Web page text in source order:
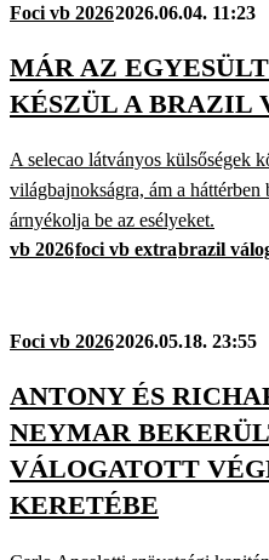
Foci vb 20262026.06.04. 11:23
MÁR AZ
KÉSZÜL A BRAZIL
A selecao látványos külsőségek
világbajnokságra, ám a háttérben
árnyékolja be az esélyeket.
vb 2026foci vb extrabrazil
Foci vb 20262026.05.18. 23:55
ANTONY ÉS
NEYMAR
VÁLOGATOTT
KERETÉBE